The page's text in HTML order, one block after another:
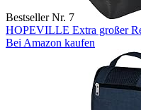
Bestseller Nr. 7
HOPEVILLE Extra großer
Bei Amazon kaufen